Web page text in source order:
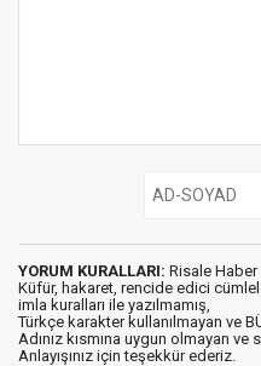
YORUM KURALLARI: Risale Haber
Küfür, hakaret, rencide edici
imla kuralları ile yazılmamış,
Türkçe karakter kullanılmayan ve
Adınız kısmına uygun olmayan
Anlayışınız için teşekkür ederiz.